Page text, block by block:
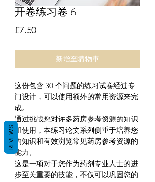
开卷练习卷 6
£7.50價格
新增至購物車
这份包含 30 个问题的练习试卷经过专
门设计，可以使用额外的常用资源来完
成。
通过挑战您对许多药房参考资源的知识
和使用，本练习论文系列侧重于培养您
的知识和有效浏览常见药房参考资源的
能力。
这是一项对于您作为药剂专业人士的进
步至关重要的技能，不仅可以巩固您的
REVIEWS